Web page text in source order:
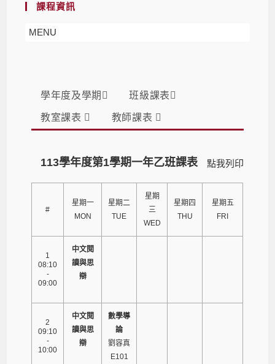
課程資訊
MENU
學年度及學期 班級課表
教室課表 教師課表
點我列印
113學年度第1學期一年乙班課表
#
星期一
MON
星期二
TUE
星期
三
WED
星期四
THU
星期五
FRI
1
08:10
-
09:00
中文閱
讀與思
辯
2
09:10
-
10:00
中文閱
讀與思
辯
數學導
論
劉容真
E101